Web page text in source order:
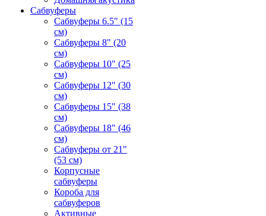
Сабвуферы
Сабвуферы 6.5" (15
см)
Сабвуферы 8" (20
см)
Сабвуферы 10" (25
см)
Сабвуферы 12" (30
см)
Сабвуферы 15" (38
см)
Сабвуферы 18" (46
см)
Сабвуферы от 21"
(53 см)
Корпусные
сабвуферы
Короба для
сабвуферов
Активные